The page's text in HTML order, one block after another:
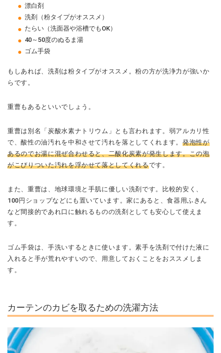
漂白剤
洗剤（粉タイプがオススメ）
たらい（洗面器や浴槽でもOK）
40～50度のぬるま湯
ゴム手袋
もしあれば、洗剤は粉タイプがオススメ。粉の方が洗浄力が強いか
らです。
重曹もあるといいでしょう。
重曹は別名「炭酸水素ナトリウム」とも言われます。弱アルカリ性
で、酸性の油汚れを中和させて汚れを落としてくれます。 発泡性が
あるのでお湯に混ぜ合わせると、二酸化炭素が発生します。この泡
がこびりついた汚れを浮かせて落としてくれるです。
また、重曹は、地球環境と手肌に優しい洗剤です。比較的安く、
100円ショップなどにも置いています。家にあると、食器用ふきん
など間接的であれ口に触れるものの洗剤としても安心して使えま
す。
ゴム手袋は、手洗いするときに使います。素手を洗剤で付けた液に
入れると手が荒れやすいので、用意しておくことをおススメしま
す。
カーテンのカビを取るための洗濯方法